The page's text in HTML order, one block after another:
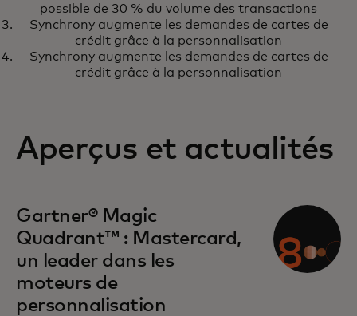
avec Sweaty Betty
possible de 30 % du volume des transactions
Synchrony augmente les demandes de cartes de
crédit grâce à la personnalisation
Synchrony augmente les demandes de cartes de
crédit grâce à la personnalisation
Aperçus et actualités
Gartner® Magic
Quadrant™ : Mastercard,
un leader dans les
moteurs de
personnalisation
s’ouvre dans un nouvel onglet